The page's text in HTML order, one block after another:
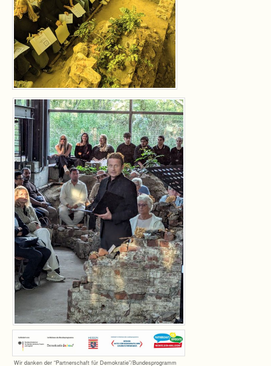
Wir dan­ken der “Part­ner­schaft für Demokratie”/Bundesprogramm